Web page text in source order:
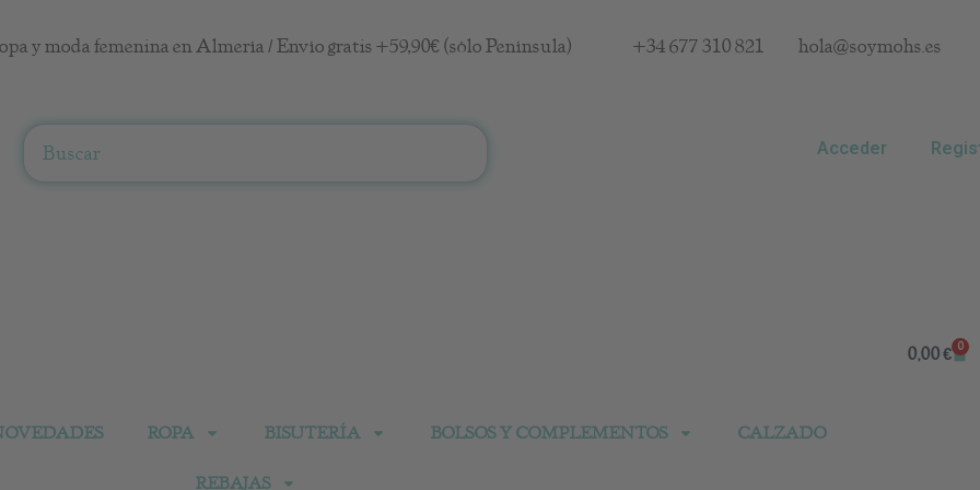
y moda femenina en Almería / Envío gratis +59,90€ (sólo Península) +34 677 310 821 hola@soymohs.es
Acceder
ROPA BISUTERÍA BOLSOS Y COMPLEMENTOS CALZADO
REBAJAS
0,00€ 0